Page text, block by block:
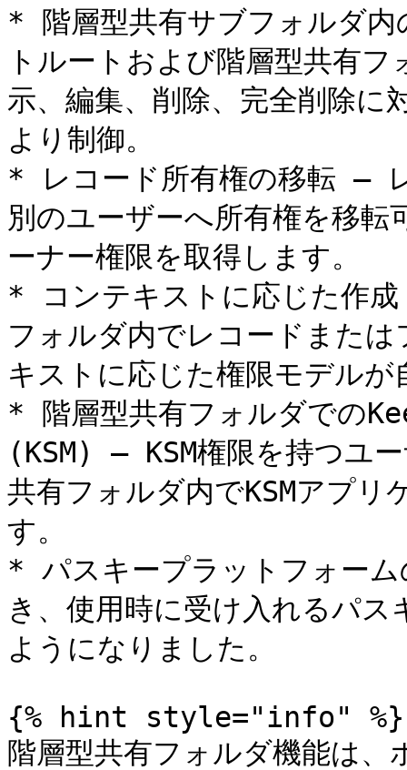
* 階層型共有サブフォルダ
トルートおよび階層型共有
示、編集、削除、完全削除に
より制御。
* レコード所有権の移転 —
別のユーザーへ所有権を移
ーナー権限を取得します。
* コンテキストに応じた作
フォルダ内でレコードまた
キストに応じた権限モデル
* 階層型共有フォルダでの
(KSM) — KSM権限を持つユ
共有フォルダ内でKSMアプ
す。
* パスキープラットフォー
き、使用時に受け入れるパ
ようになりました。
{% hint style="info" %}
階層型共有フォルダ機能は